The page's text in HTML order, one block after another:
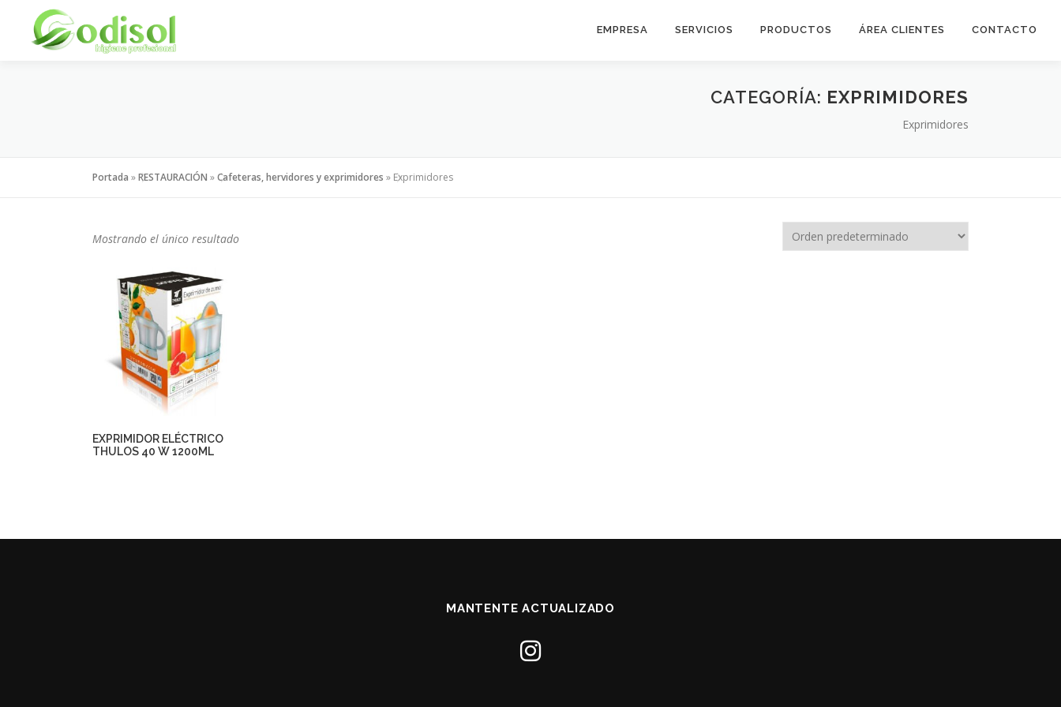
contenido
EMPRESA SERVICIOS PRODUCTOS ÁREA CLIENTES CONTACTO
CATEGORÍA: EXPRIMIDORES
Exprimidores
Portada »RESTAURACIÓN »Cafeteras, hervidores y exprimidores » Exprimidores
Mostrando el único resultado
EXPRIMIDOR ELÉCTRICO
THULOS 40 W 1200ML
MANTENTE ACTUALIZADO